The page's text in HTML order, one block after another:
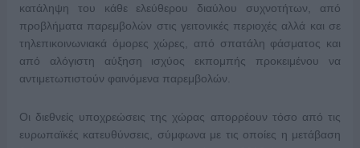
κατάληψη του κάθε ελεύθερου διαύλου συχνοτήτων, από
προβλήματα παρεμβολών στις γειτονικές περιοχές αλλά και σε
τηλεπικοινωνιακά όμορες χώρες, από σπατάλη φάσματος και
από αλόγιστη αύξηση ισχύος εκπομπής προκειμένου να
αντιμετωπιστούν φαινόμενα παρεμβολών.
Οι διεθνείς υποχρεώσεις της χώρας απορρέουν τόσο από τις
ευρωπαϊκές κατευθύνσεις, σύμφωνα με τις οποίες η μετάβαση